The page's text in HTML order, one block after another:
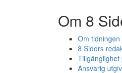
Om 8
Om
8 Sidors
Tillgänglighet
Ansvarig